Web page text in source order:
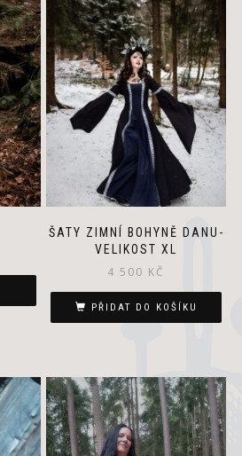
product
has
multiple
variants.
The
options
may
be
chosen
on
the
page
ŠATY ZIMNÍ BOHYNĚ DANU-
VELIKOST XL
4 500 KČ
PŘIDAT DO KOŠÍKU